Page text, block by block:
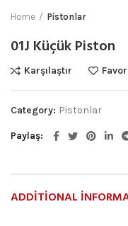
Home Pistonlar
01J Küçük Piston
Karşılaştır
Category: Pistonlar
Paylaş
ADDITIONAL